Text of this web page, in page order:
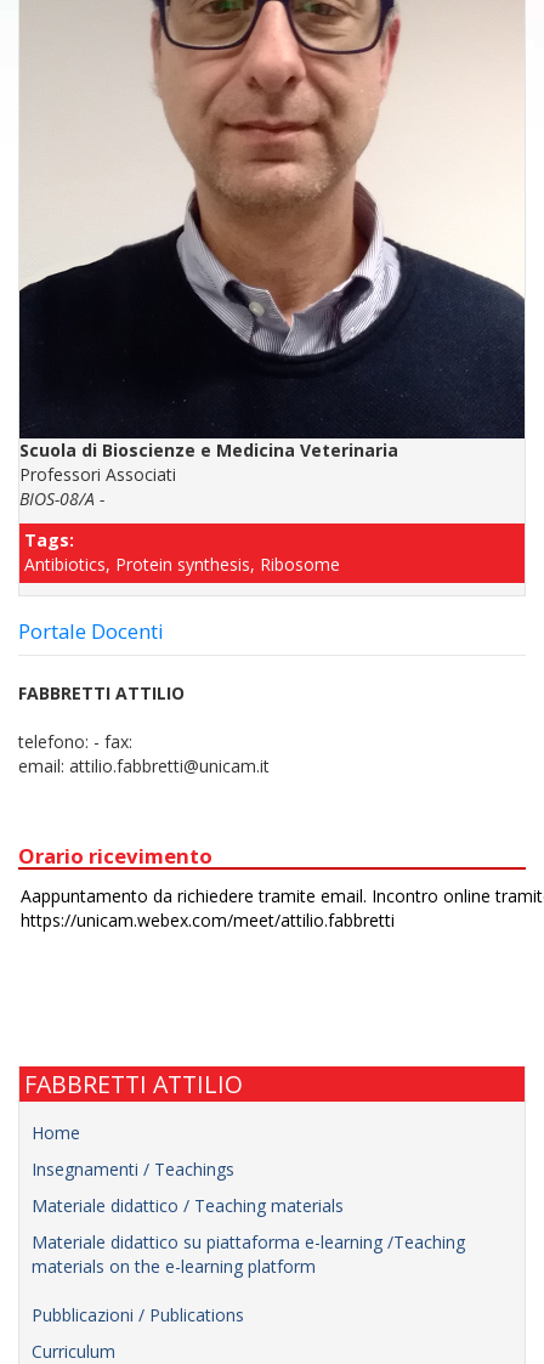
Scuola di Bioscienze e Medicina Veterinaria
Professori Associati
BIOS-08/A -
Tags:
Antibiotics, Protein synthesis, Ribosome
Portale Docenti
FABBRETTI ATTILIO
telefono: - fax:
email: attilio.fabbretti@unicam.it
Orario ricevimento
FABBRETTI ATTILIO
Home
Insegnamenti / Teachings
Materiale didattico / Teaching materials
Materiale didattico su piattaforma e-learning /Teaching
materials on the e-learning platform
Pubblicazioni / Publications
Curriculum